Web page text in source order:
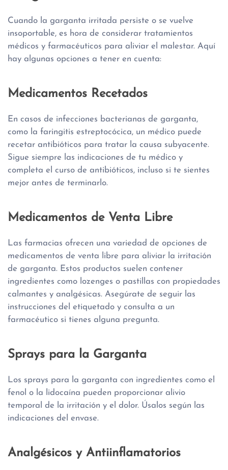
Cuando la garganta irritada persiste o se vuelve
insoportable, es hora de considerar tratamientos
médicos y farmacéuticos para aliviar el malestar. Aquí
hay algunas opciones a tener en cuenta:
Medicamentos Recetados
En casos de infecciones bacterianas de garganta,
como la faringitis estreptocócica, un médico puede
recetar antibióticos para tratar la causa subyacente.
Sigue siempre las indicaciones de tu médico y
completa el curso de antibióticos, incluso si te sientes
mejor antes de terminarlo.
Medicamentos de Venta Libre
Las farmacias ofrecen una variedad de opciones de
medicamentos de venta libre para aliviar la irritación
de garganta. Estos productos suelen contener
ingredientes como lozenges o pastillas con propiedades
calmantes y analgésicas. Asegúrate de seguir las
instrucciones del etiquetado y consulta a un
farmacéutico si tienes alguna pregunta.
Sprays para la Garganta
Los sprays para la garganta con ingredientes como el
fenol o la lidocaína pueden proporcionar alivio
temporal de la irritación y el dolor. Úsalos según las
indicaciones del envase.
Analgésicos y Antiinflamatorios